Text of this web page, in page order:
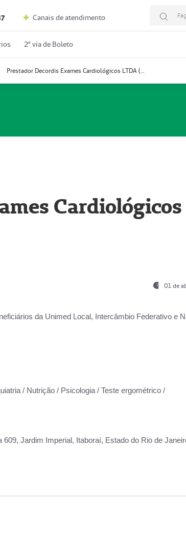
Canais de atendimento
2º via de Boleto
Prestador Decordis Exames Cardiológicos LTDA (51004347-4)
Cardiológicos
01 de
da Unimed Local, Intercâmbio Federativo e
/ Nutrição / Psicologia / Teste ergométrico /
Jardim Imperial, Itaboraí, Estado do Rio de